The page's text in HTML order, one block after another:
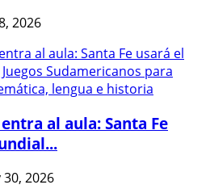
2026
al aula: Santa Fe
30, 2026